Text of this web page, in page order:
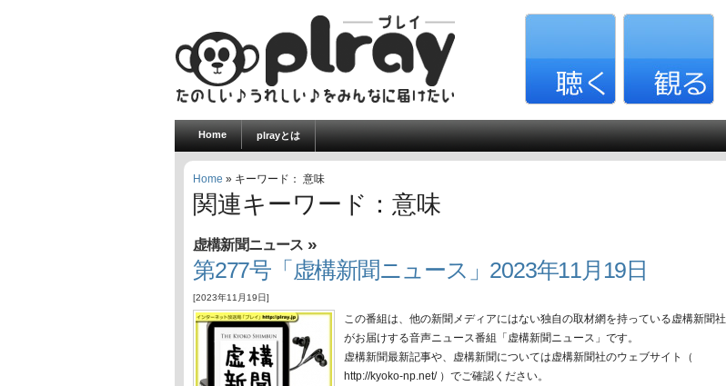
Home plrayとは
Home » キーワード： 意味
関連キーワード：意味
虚構新聞ニュース »
第277号「虚構新聞ニュース」2023年11月19日
[2023年11月19日]
この番組は、他の新聞メディアにはない独自の取材網を持っている虚構新聞社
がお届けする音声ニュース番組「虚構新聞ニュース」です。
虚構新聞最新記事や、虚構新聞については虚構新聞社のウェブサイト（
http://kyoko-np.net/ ）でご確認ください。